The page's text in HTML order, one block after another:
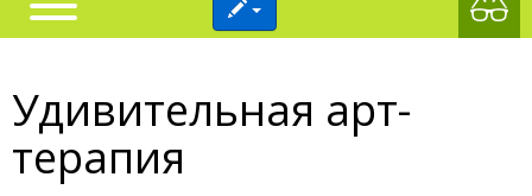
‎Удивительная арт-
терапия